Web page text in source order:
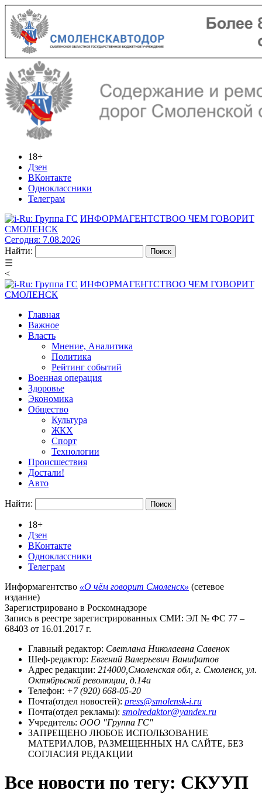
18+
Дзен
ВКонтакте
Одноклассники
Телеграм
ИНФОРМАГЕНТСТВОО ЧЕМ ГОВОРИТ
СМОЛЕНСК
Сегодня: 7.08.2026
Найти:
☰
<
ИНФОРМАГЕНТСТВОО ЧЕМ ГОВОРИТ
СМОЛЕНСК
Главная
Важное
Власть
Мнение, Аналитика
Политика
Рейтинг событий
Военная операция
Здоровье
Экономика
Общество
Культура
ЖКХ
Спорт
Технологии
Происшествия
Достали!
Авто
Найти:
18+
Дзен
ВКонтакте
Одноклассники
Телеграм
Информагентство «О чём говорит Смоленск» (сетевое
издание)
Зарегистрировано в Роскомнадзоре
Запись в реестре зарегистрированных СМИ: ЭЛ № ФС 77 –
68403 от 16.01.2017 г.
Главный редактор: Светлана Николаевна Савенок
Шеф-редактор: Евгений Валерьевич Ванифатов
Адрес редакции: 214000,Смоленская обл, г. Смоленск, ул.
Октябрьской революции, д.14а
Телефон: +7 (920) 668-05-20
Почта(отдел новостей): press@smolensk-i.ru
Почта(отдел рекламы): smolredaktor@yandex.ru
Учредитель: ООО "Группа ГС"
ЗАПРЕЩЕНО ЛЮБОЕ ИСПОЛЬЗОВАНИЕ
МАТЕРИАЛОВ, РАЗМЕЩЕННЫХ НА САЙТЕ, БЕЗ
СОГЛАСИЯ РЕДАКЦИИ
Все новости по тегу: СКУУП